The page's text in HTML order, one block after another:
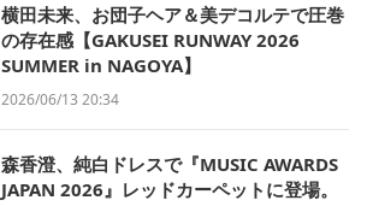
横田未来、お団子ヘア＆美デコルテで圧巻
の存在感【GAKUSEI RUNWAY 2026
SUMMER in NAGOYA】
2026/06/13 20:34
森香澄、純白ドレスで『MUSIC AWARDS
JAPAN 2026』レッドカーペットに登場。